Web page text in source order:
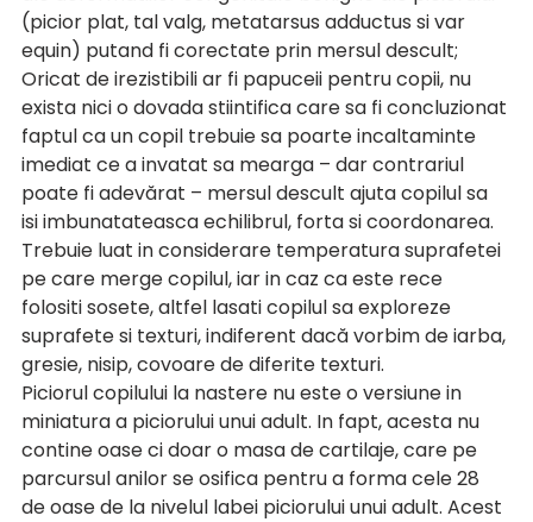
(picior plat, tal valg, metatarsus adductus si var
equin) putand fi corectate prin mersul descult;
Oricat de irezistibili ar fi papuceii pentru copii, nu
exista nici o dovada stiintifica care sa fi concluzionat
faptul ca un copil trebuie sa poarte incaltaminte
imediat ce a invatat sa mearga – dar contrariul
poate fi adevărat – mersul descult ajuta copilul sa
isi imbunatateasca echilibrul, forta si coordonarea.
Trebuie luat in considerare temperatura suprafetei
pe care merge copilul, iar in caz ca este rece
folositi sosete, altfel lasati copilul sa exploreze
suprafete si texturi, indiferent dacă vorbim de iarba,
gresie, nisip, covoare de diferite texturi.
Piciorul copilului la nastere nu este o versiune in
miniatura a piciorului unui adult. In fapt, acesta nu
contine oase ci doar o masa de cartilaje, care pe
parcursul anilor se osifica pentru a forma cele 28
de oase de la nivelul labei piciorului unui adult. Acest